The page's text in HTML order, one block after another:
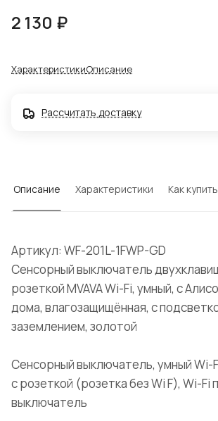
2 130 ₽
ХарактеристикиОписание
Рассчитать доставку
Описание Характеристики Как купить
Артикул: WF-201L-1FWP-GD
Сенсорный выключатель
розеткой MVAVA Wi-Fi, умный, с
дома, влагозащищённая, с
заземлением, золотой
Сенсорный выключатель, умный Wi-
с розеткой (розетка без Wi F), Wi-Fi
выключатель